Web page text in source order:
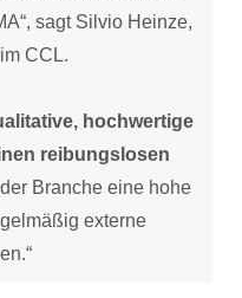
sagt Silvio Heinze,
CCL.
hochwertige
reibungslosen
Branche eine hohe
externe